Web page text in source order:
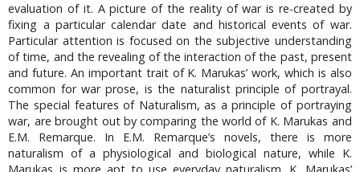
evaluation of it. A picture of the reality of war is re-created by
fixing a particular calendar date and historical events of war.
Particular attention is focused on the subjective understanding
of time, and the revealing of the interaction of the past, present
and future. An important trait of K. Marukas’ work, which is also
common for war prose, is the naturalist principle of portrayal.
The special features of Naturalism, as a principle of portraying
war, are brought out by comparing the world of K. Marukas and
E.M. Remarque. In E.M. Remarque’s novels, there is more
naturalism of a physiological and biological nature, while K.